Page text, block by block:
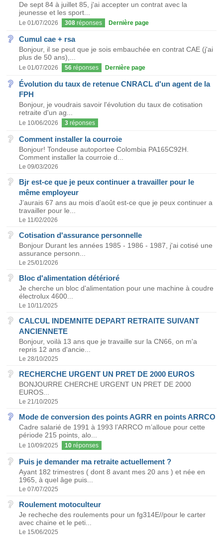
De sept 84 à juillet 85, j'ai accepter un contrat avec la
jeunesse et les sport...
Le 01/07/2026 308 réponses Dernière page
Cumul cae + rsa
Bonjour, il se peut que je sois embauchée en contrat CAE (j'ai
plus de 50 ans),...
Le 01/07/2026 56 réponses Dernière page
Évolution du taux de retenue CNRACL d'un agent de la
FPH
Bonjour, je voudrais savoir l'évolution du taux de cotisation
retraite d'un ag...
Le 10/06/2026 3 réponses
Comment installer la courroie
Bonjour! Tondeuse autoportee Colombia PA165C92H.
Comment installer la courroie d...
Le 09/03/2026
Bjr est-ce que je peux continuer a travailler pour le
même employeur
J’aurais 67 ans au mois d’août est-ce que je peux continuer a
travailler pour le...
Le 11/02/2026
Cotisation d'assurance personnelle
Bonjour Durant les années 1985 - 1986 - 1987, j'ai cotisé une
assurance personn...
Le 25/01/2026
Bloc d'alimentation détérioré
Je cherche un bloc d'alimentation pour une machine à coudre
électrolux 4600...
Le 10/11/2025
CALCUL INDEMNITE DEPART RETRAITE SUIVANT
ANCIENNETE
Bonjour, voilà 13 ans que je travaille sur la CN66, on m'a
repris 12 ans d'ancie...
Le 28/10/2025
RECHERCHE URGENT UN PRET DE 2000 EUROS
BONJOURRE CHERCHE URGENT UN PRET DE 2000
EUROS...
Le 21/10/2025
Mode de conversion des points AGRR en points ARRCO
Cadre salarié de 1991 à 1993 l’ARRCO m’alloue pour cette
période 215 points, alo...
Le 10/09/2025 10 réponses
Puis je demander ma retraite actuellement ?
Ayant 182 trimestres ( dont 8 avant mes 20 ans ) et née en
1965, à quel âge puis...
Le 07/07/2025
Roulement motoculteur
Je recheche des roulements pour un fg314E//pour le carter
avec chaine et le peti...
Le 15/06/2025